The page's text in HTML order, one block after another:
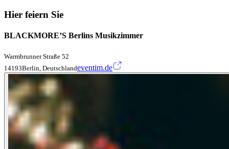
Hier feiern Sie
BLACKMORE’S Berlins Musikzimmer
Warmbrunner Straße 52
14193Berlin, Deutschlandeventim.de